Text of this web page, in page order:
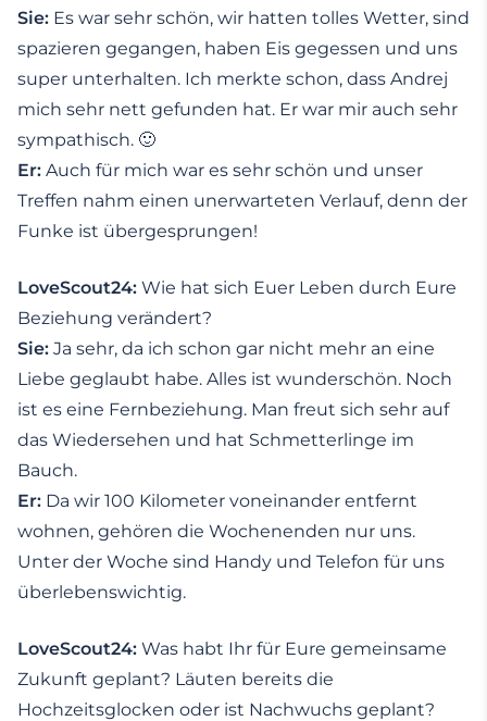
Sie: Es war sehr schön, wir hatten tolles Wetter, sind
spazieren gegangen, haben Eis gegessen und uns
super unterhalten. Ich merkte schon, dass Andrej
mich sehr nett gefunden hat. Er war mir auch sehr
sympathisch. 🙂
Er: Auch für mich war es sehr schön und unser
Treffen nahm einen unerwarteten Verlauf, denn der
Funke ist übergesprungen!
LoveScout24: Wie hat sich Euer Leben durch Eure
Beziehung verändert?
Sie: Ja sehr, da ich schon gar nicht mehr an eine
Liebe geglaubt habe. Alles ist wunderschön. Noch
ist es eine Fernbeziehung. Man freut sich sehr auf
das Wiedersehen und hat Schmetterlinge im
Bauch.
Er: Da wir 100 Kilometer voneinander entfernt
wohnen, gehören die Wochenenden nur uns.
Unter der Woche sind Handy und Telefon für uns
überlebenswichtig.
LoveScout24: Was habt Ihr für Eure gemeinsame
Zukunft geplant? Läuten bereits die
Hochzeitsglocken oder ist Nachwuchs geplant?